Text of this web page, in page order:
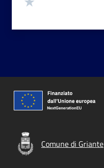
Comune di Griante